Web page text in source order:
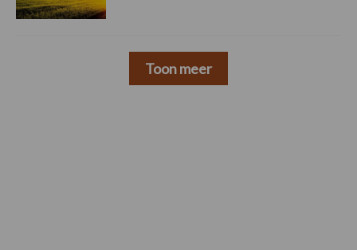
Toon meer